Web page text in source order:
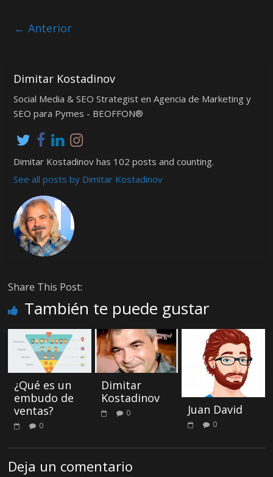
← Anterior
Dimitar Kostadinov
Social Media & SEO Strategist en Agencia de Marketing y
SEO para Pymes - BEOFFON®
Dimitar Kostadinov has 102 posts and counting.
See all posts by Dimitar Kostadinov
Share This Post:
También te puede gustar
¿Qué es un
embudo de
ventas?
0
Dimitar
Kostadinov
0 Juan David
0
Deja un comentario